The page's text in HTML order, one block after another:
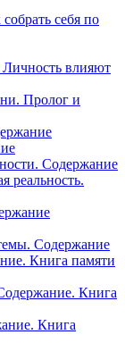
себя по
влияют
Пролог и
Содержание
реальность.
Содержание
Книга памяти
Книга
Книга